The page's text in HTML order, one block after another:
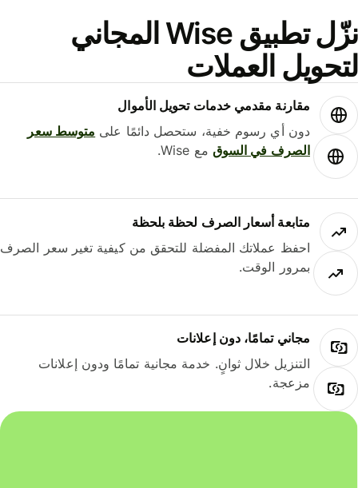
نزّل تطبيق Wise المجاني
العملات
مقارنة مقدمي خدمات تحويل الأموال
دون أي رسوم خفية، ستحصل دائمًا علىمتوسط ​​سعر
الصرف في السوقمع Wise.
متابعة أسعار الصرف لحظة بلحظة
احفظ عملاتك المفضلة للتحقق من كيفية تغير سعر الصرف
بمرور الوقت.
مجاني تمامًا، دون إعلانات
التنزيل خلال ثوانٍ. خدمة مجانية تمامًا ودون إعلانات
مزعجة.